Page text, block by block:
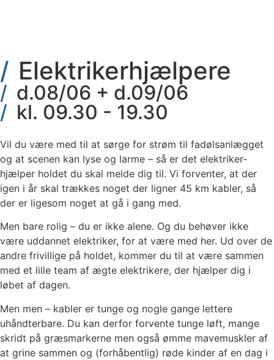
Elektrikerhjælpere
d.08/06 + d.09/06
kl. 09.30 - 19.30
Vil du være med til at sørge for strøm til fadølsanlægget
og at scenen kan lyse og larme – så er det elektriker-
hjælper holdet du skal melde dig til. Vi forventer, at der
igen i år skal trækkes noget der ligner 45 km kabler, så
der er ligesom noget at gå i gang med.
Men bare rolig – du er ikke alene. Og du behøver ikke
være uddannet elektriker, for at være med her. Ud over de
andre frivillige på holdet, kommer du til at være sammen
med et lille team af ægte elektrikere, der hjælper dig i
løbet af dagen.
Men men – kabler er tunge og nogle gange lettere
uhåndterbare. Du kan derfor forvente tunge løft, mange
skridt på græsmarkerne men også ømme mavemuskler af
at grine sammen og (forhåbentlig) røde kinder af en dag i